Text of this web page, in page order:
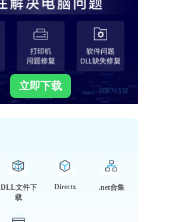
立即下载
DLL文件下
载
Directx .net合集